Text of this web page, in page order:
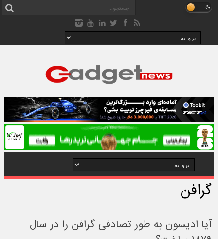
گرافن
آیا ادیسون به طور تصادفی گرافن را در سال